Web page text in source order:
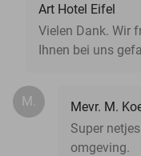
Art Hotel Eifel
Vielen Dank. Wir
Ihnen bei uns
M.
Mevr. M.
Super
omgeving.